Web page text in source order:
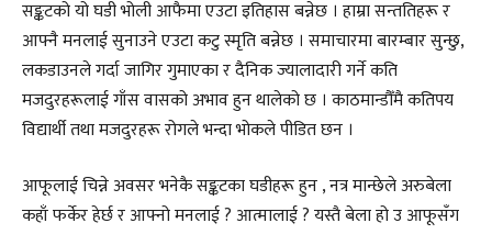
सङ्कटको यो घडी भोली आफैमा एउटा इतिहास बन्नेछ । हाम्रा सन्ततिहरू र
आफ्नै मनलाई सुनाउने एउटा कटु स्मृति बन्नेछ । समाचारमा बारम्बार सुन्छु,
लकडाउनले गर्दा जागिर गुमाएका र दैनिक ज्यालादारी गर्ने कति
मजदुरहरूलाई गाँस वासको अभाव हुन थालेको छ । काठमान्डौँमै कतिपय
विद्यार्थी तथा मजदुरहरू रोगले भन्दा भोकले पीडित छन ।
आफूलाई चिन्ने अवसर भनेकै सङ्कटका घडीहरू हुन , नत्र मान्छेले अरुबेला
कहाँ फर्केर हेर्छ र आफ्नो मनलाई ? आत्मालाई ? यस्तै बेला हो उ आफूसँग